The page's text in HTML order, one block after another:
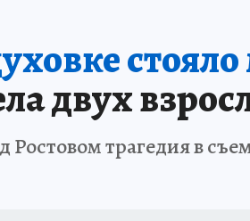
двух
трагедия в